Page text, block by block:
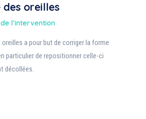
des oreilles
l’intervention
oreilles a pour but de corriger la forme
particulier de repositionner celle-ci
décollées.